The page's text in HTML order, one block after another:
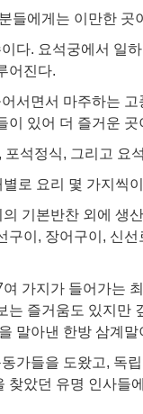
들에게는 이만한 곳
다. 요석궁에서 일
어진다.
서면서 마주하는
이 있어 더 즐거운 곳
석정식, 그리고 요
로 요리 몇 가지씩
기본반찬 외에 생
구이, 장어구이, 신
가지가 들어가는
는 즐거움도 있지만
말아낸 한방 삼계
가들을 도왔고, 독
찾았던 유명 인사들